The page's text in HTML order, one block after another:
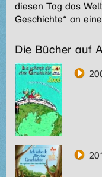
diesen Tag das
Geschichte“ an
Die Bücher auf